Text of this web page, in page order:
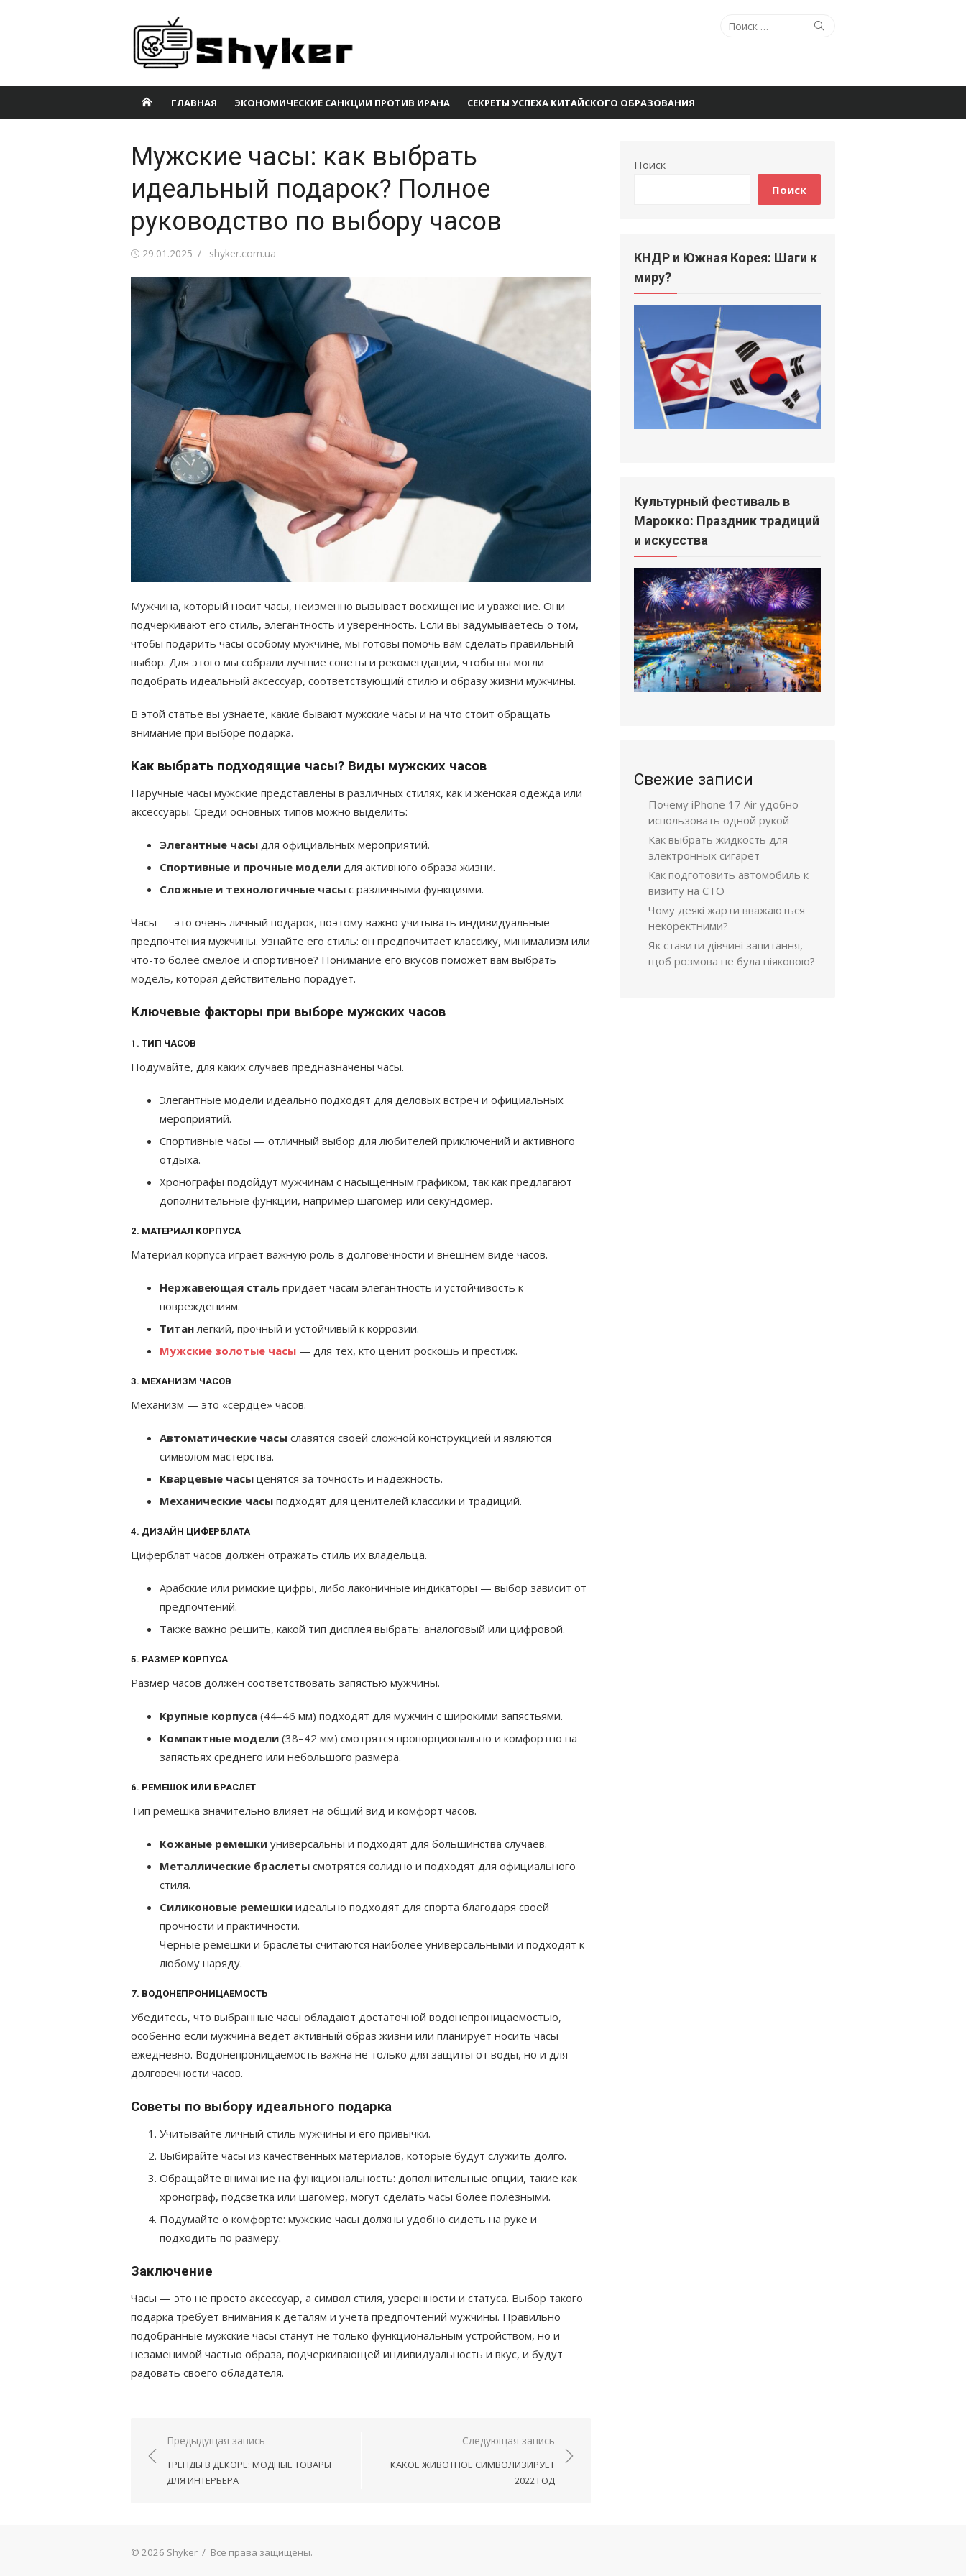
Поиск
Поиск
ГЛАВНАЯ ЭКОНОМИЧЕСКИЕ САНКЦИИ ПРОТИВ ИРАНА СЕКРЕТЫ УСПЕХА КИТАЙСКОГО ОБРАЗОВАНИЯ
Мужские часы: как выбрать
идеальный подарок? Полное
руководство по выбору часов
Опубликовано
29.01.2025 Автор
shyker.com.ua
Мужчина, который носит часы, неизменно вызывает восхищение и уважение. Они
подчеркивают его стиль, элегантность и уверенность. Если вы задумываетесь о том,
чтобы подарить часы особому мужчине, мы готовы помочь вам сделать правильный
выбор. Для этого мы собрали лучшие советы и рекомендации, чтобы вы могли
подобрать идеальный аксессуар, соответствующий стилю и образу жизни мужчины.
В этой статье вы узнаете, какие бывают мужские часы и на что стоит обращать
внимание при выборе подарка.
Как выбрать подходящие часы? Виды мужских часов
Наручные часы мужские представлены в различных стилях, как и женская одежда или
аксессуары. Среди основных типов можно выделить:
Элегантные часы для официальных мероприятий.
Спортивные и прочные модели для активного образа жизни.
Сложные и технологичные часы с различными функциями.
Часы — это очень личный подарок, поэтому важно учитывать индивидуальные
предпочтения мужчины. Узнайте его стиль: он предпочитает классику, минимализм или
что-то более смелое и спортивное? Понимание его вкусов поможет вам выбрать
модель, которая действительно порадует.
Ключевые факторы при выборе мужских часов
1. ТИП ЧАСОВ
Подумайте, для каких случаев предназначены часы.
Элегантные модели идеально подходят для деловых встреч и официальных
мероприятий.
Спортивные часы — отличный выбор для любителей приключений и активного
отдыха.
Хронографы подойдут мужчинам с насыщенным графиком, так как предлагают
дополнительные функции, например шагомер или секундомер.
2. МАТЕРИАЛ КОРПУСА
Материал корпуса играет важную роль в долговечности и внешнем виде часов.
Нержавеющая сталь придает часам элегантность и устойчивость к
повреждениям.
Титанлегкий, прочный и устойчивый к коррозии.
Мужские золотые часы — для тех, кто ценит роскошь и престиж.
3. МЕХАНИЗМ ЧАСОВ
Механизм — это «сердце» часов.
Автоматические часы славятся своей сложной конструкцией и являются
символом мастерства.
Кварцевые часы ценятся за точность и надежность.
Механические часы подходят для ценителей классики и традиций.
4. ДИЗАЙН ЦИФЕРБЛАТА
Циферблат часов должен отражать стиль их владельца.
Арабские или римские цифры, либо лаконичные индикаторы — выбор зависит от
предпочтений.
Также важно решить, какой тип дисплея выбрать: аналоговый или цифровой.
5. РАЗМЕР КОРПУСА
Размер часов должен соответствовать запястью мужчины.
Крупные корпуса (44–46 мм) подходят для мужчин с широкими запястьями.
Компактные модели (38–42 мм) смотрятся пропорционально и комфортно на
запястьях среднего или небольшого размера.
6. РЕМЕШОК ИЛИ БРАСЛЕТ
Тип ремешка значительно влияет на общий вид и комфорт часов.
Кожаные ремешки универсальны и подходят для большинства случаев.
Металлические браслеты смотрятся солидно и подходят для официального
стиля.
Силиконовые ремешки идеально подходят для спорта благодаря своей
прочности и практичности.
Черные ремешки и браслеты считаются наиболее универсальными и подходят к
любому наряду.
7. ВОДОНЕПРОНИЦАЕМОСТЬ
Убедитесь, что выбранные часы обладают достаточной водонепроницаемостью,
особенно если мужчина ведет активный образ жизни или планирует носить часы
ежедневно. Водонепроницаемость важна не только для защиты от воды, но и для
долговечности часов.
Советы по выбору идеального подарка
Учитывайте личный стиль мужчины и его привычки.
Выбирайте часы из качественных материалов, которые будут служить долго.
Обращайте внимание на функциональность: дополнительные опции, такие как
хронограф, подсветка или шагомер, могут сделать часы более полезными.
Подумайте о комфорте: мужские часы должны удобно сидеть на руке и
подходить по размеру.
Заключение
Часы — это не просто аксессуар, а символ стиля, уверенности и статуса. Выбор такого
подарка требует внимания к деталям и учета предпочтений мужчины. Правильно
подобранные мужские часы станут не только функциональным устройством, но и
незаменимой частью образа, подчеркивающей индивидуальность и вкус, и будут
радовать своего обладателя.
Навигация
по
записям
Предыдущая запись
ТРЕНДЫ В ДЕКОРЕ: МОДНЫЕ ТОВАРЫ
ДЛЯ ИНТЕРЬЕРА
Следующая запись
КАКОЕ ЖИВОТНОЕ СИМВОЛИЗИРУЕТ
2022 ГОД
Поиск
Поиск
КНДР и Южная Корея: Шаги к
миру?
Культурный фестиваль в
Марокко: Праздник традиций
и искусства
Свежие записи
Почему iPhone 17 Air удобно
использовать одной рукой
Как выбрать жидкость для
электронных сигарет
Как подготовить автомобиль к
визиту на СТО
Чому деякі жарти вважаються
некоректними?
Як ставити дівчині запитання,
щоб розмова не була ніяковою?
© 2026 Shyker / Все права защищены.